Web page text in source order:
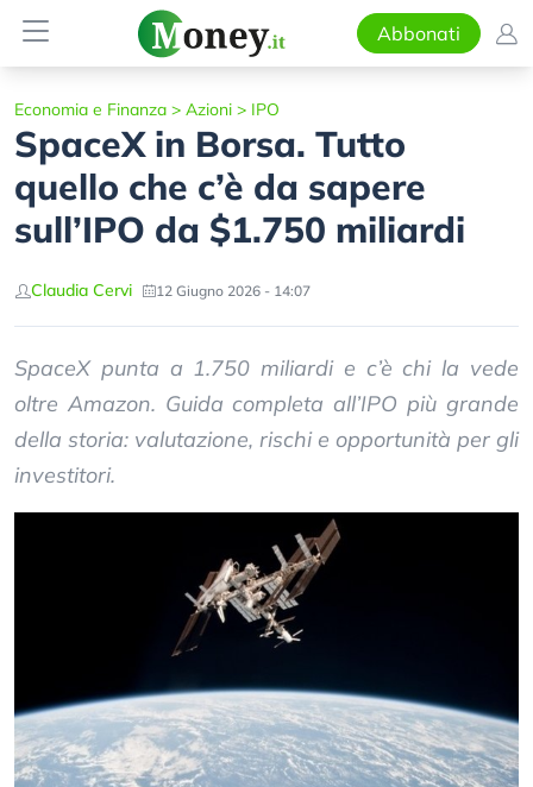
Abbonati
Economia e Finanza > Azioni > IPO
SpaceX in Borsa. Tutto
quello che c’è da sapere
sull’IPO da $1.750 miliardi
Claudia Cervi 12 Giugno 2026 - 14:07
SpaceX punta a 1.750 miliardi e c’è chi la vede
oltre Amazon. Guida completa all’IPO più grande
della storia: valutazione, rischi e opportunità per gli
investitori.